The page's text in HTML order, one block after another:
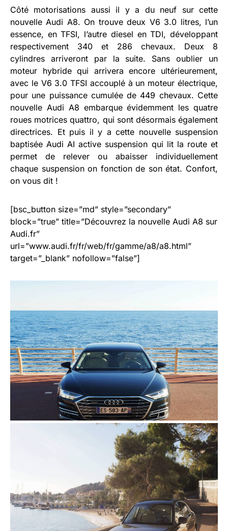
Côté motorisations aussi il y a du neuf sur cette
nouvelle Audi A8. On trouve deux V6 3.0 litres, l’un
essence, en TFSI, l’autre diesel en TDI, développant
respectivement 340 et 286 chevaux. Deux 8
cylindres arriveront par la suite. Sans oublier un
moteur hybride qui arrivera encore ultérieurement,
avec le V6 3.0 TFSI accouplé à un moteur électrique,
pour une puissance cumulée de 449 chevaux. Cette
nouvelle Audi A8 embarque évidemment les quatre
roues motrices quattro, qui sont désormais également
directrices. Et puis il y a cette nouvelle suspension
baptisée Audi AI active suspension qui lit la route et
permet de relever ou abaisser individuellement
chaque suspension on fonction de son état. Confort,
on vous dit !
[bsc_button size=”md” style=”secondary”
block=”true” title=”Découvrez la nouvelle Audi A8 sur
Audi.fr”
url=”www.audi.fr/fr/web/fr/gamme/a8/a8.html”
target=”_blank” nofollow=”false”]